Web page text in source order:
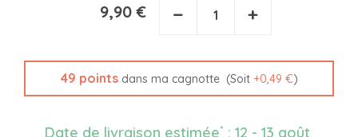
9,90 € − +
49 pointsdans ma cagnotte (Soit +0,49 €)
Date de livraison estimée* : 12 - 13 août